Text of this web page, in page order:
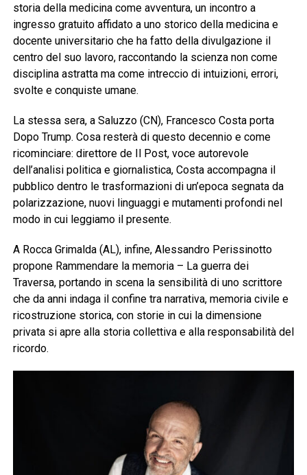
storia della medicina come avventura, un incontro a
ingresso gratuito affidato a uno storico della medicina e
docente universitario che ha fatto della divulgazione il
centro del suo lavoro, raccontando la scienza non come
disciplina astratta ma come intreccio di intuizioni, errori,
svolte e conquiste umane.
La stessa sera, a Saluzzo (CN), Francesco Costa porta
Dopo Trump. Cosa resterà di questo decennio e come
ricominciare: direttore de Il Post, voce autorevole
dell’analisi politica e giornalistica, Costa accompagna il
pubblico dentro le trasformazioni di un’epoca segnata da
polarizzazione, nuovi linguaggi e mutamenti profondi nel
modo in cui leggiamo il presente.
A Rocca Grimalda (AL), infine, Alessandro Perissinotto
propone Rammendare la memoria – La guerra dei
Traversa, portando in scena la sensibilità di uno scrittore
che da anni indaga il confine tra narrativa, memoria civile e
ricostruzione storica, con storie in cui la dimensione
privata si apre alla storia collettiva e alla responsabilità del
ricordo.